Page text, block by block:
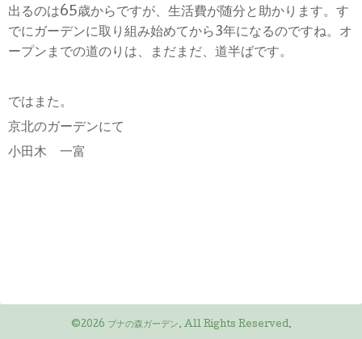
出るのは65歳からですが、生活費が随分と助かります。す
でにガーデンに取り組み始めてから3年になるのですね。オ
ープンまでの道のりは、まだまだ、道半ばです。
ではまた。
京北のガーデンにて
小田木 一富
©2026 ブナの森ガーデン. All Rights Reserved.